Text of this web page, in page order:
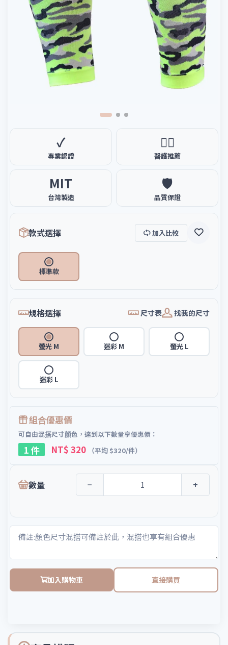
✓
專業認證
🧑‍⚕️
醫護推薦
MIT
台灣製造
🛡️
品質保證
款式選擇 加入比較
標準款
規格選擇 尺寸表 找我的尺寸
螢光 M 迷彩 M 螢光 L
迷彩 L
組合優惠價
可自由混搭尺寸顏色，達到以下數量享優惠價：
1 件 NT$ 320 （平均 $320/件）
數量 − +
加入購物車 直接購買